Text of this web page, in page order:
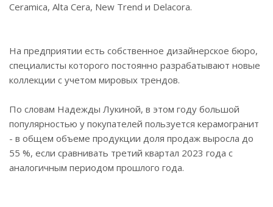
Ceramica, Alta Cera, New Trend и Delacora.
На предприятии есть собственное дизайнерское бюро,
специалисты которого постоянно разрабатывают новые
коллекции с учетом мировых трендов.
По словам Надежды Лукиной, в этом году большой
популярностью у покупателей пользуется керамогранит
- в общем объеме продукции доля продаж выросла до
55 %, если сравнивать третий квартал 2023 года с
аналогичным периодом прошлого года.